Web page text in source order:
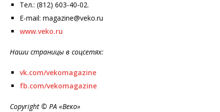
Тел.: (812) 603-40-02.
E-mail: magazine@veko.ru
www.veko.ru
Наши страницы в соцсетях:
vk.com/vekomagazine
fb.com/vekomagazine
Copyright © РА «Веко»